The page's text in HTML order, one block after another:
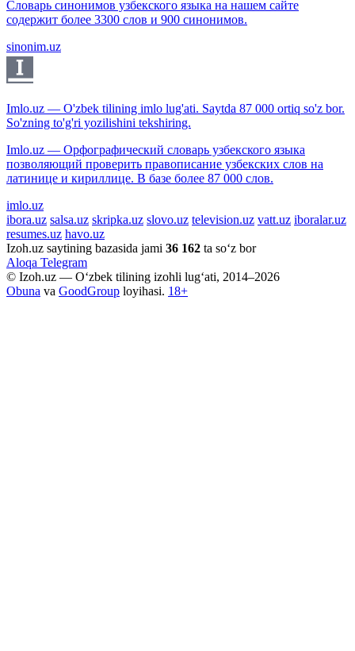
Словарь синонимов узбекского языка на нашем сайте
содержит более 3300 слов и 900 синонимов.
sinonim.uz
Imlo.uz — O'zbek tilining imlo lug'ati. Saytda 87 000 ortiq so'z bor.
So'zning to'g'ri yozilishini tekshiring.
Imlo.uz — Орфографический словарь узбекского языка
позволяющий проверить правописание узбекских слов на
латинице и кириллице. В базе более 87 000 слов.
imlo.uz
ibora.uz salsa.uz skripka.uz slovo.uz television.uz vatt.uz iboralar.uz
resumes.uz havo.uz
Izoh.uz saytining bazasida jami 36 162 ta so‘z bor
Aloqa Telegram
© Izoh.uz — O‘zbek tilining izohli lug‘ati, 2014–2026
Obuna va GoodGroup loyihasi. 18+